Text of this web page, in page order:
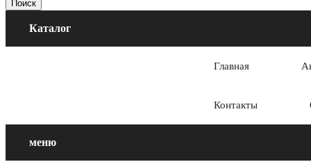
Поиск
Каталог
Главная
Контакты
меню